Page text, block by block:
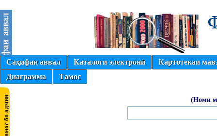
Саҳифаи аввал Каталоги электронӣ
Картотекаи
Диаграмма
Тамос
(Номи